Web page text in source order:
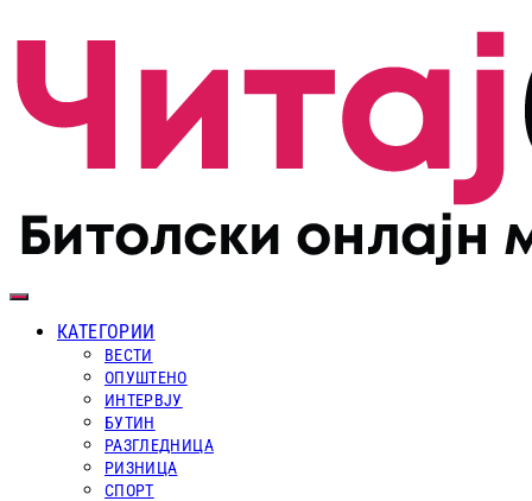
КАТЕГОРИИ
ВЕСТИ
ОПУШТЕНО
ИНТЕРВЈУ
БУТИН
РАЗГЛЕДНИЦА
РИЗНИЦА
СПОРТ